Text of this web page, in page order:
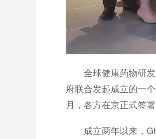
全球健康药物研
府联合发起成立的一
月，各方在京正式签
成立两年以来，